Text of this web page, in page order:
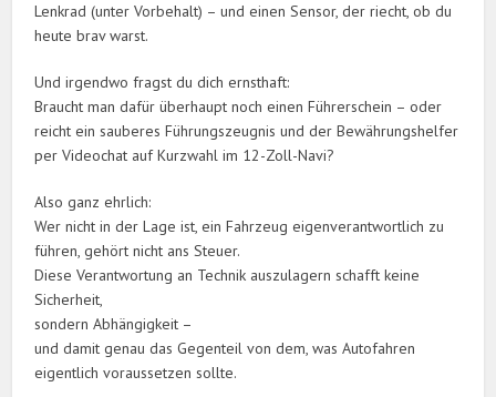
Lenkrad (unter Vorbehalt) – und einen Sensor, der riecht, ob du
heute brav warst.
Und irgendwo fragst du dich ernsthaft:
Braucht man dafür überhaupt noch einen Führerschein – oder
reicht ein sauberes Führungszeugnis und der Bewährungshelfer
per Videochat auf Kurzwahl im 12-Zoll-Navi?
Also ganz ehrlich:
Wer nicht in der Lage ist, ein Fahrzeug eigenverantwortlich zu
führen, gehört nicht ans Steuer.
Diese Verantwortung an Technik auszulagern schafft keine
Sicherheit,
sondern Abhängigkeit –
und damit genau das Gegenteil von dem, was Autofahren
eigentlich voraussetzen sollte.